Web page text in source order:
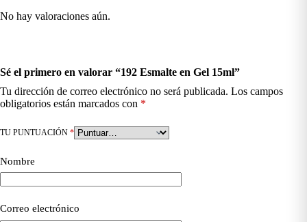
No hay valoraciones aún.
Sé el primero en valorar “192 Esmalte en Gel 15ml”
Tu dirección de correo electrónico no será publicada. Los campos
obligatorios están marcados con *
TU PUNTUACIÓN *
Nombre
Correo electrónico